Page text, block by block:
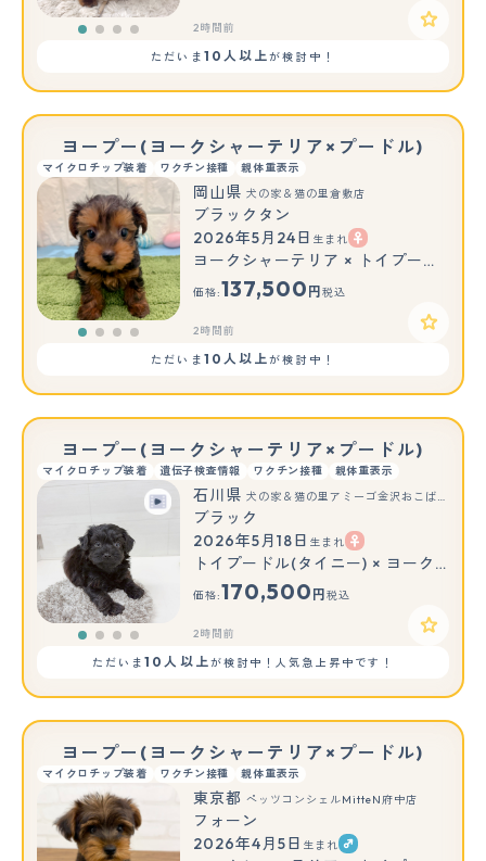
2時間前
ただいま 10人以上が検討中！
ヨープー(ヨークシャーテリア×プードル)
マイクロチップ装着 ワクチン接種 親体重表示
岡山県 犬の家＆猫の里倉敷店
ブラックタン
2026年5月24日 生まれ
ヨークシャーテリア × トイプードル(トイ)
価格:137,500 円 税込
2時間前
ただいま 10人以上が検討中！
ヨープー(ヨークシャーテリア×プードル)
マイクロチップ装着 遺伝子検査情報 ワクチン接種 親体重表示
石川県 犬の家＆猫の里アミーゴ金沢おこばた店
ブラック
2026年5月18日 生まれ
トイプードル(タイニー) × ヨークシャーテリア
価格:170,500 円 税込
2時間前
ただいま10人以上が検討中！人気急上昇中です！
ヨープー(ヨークシャーテリア×プードル)
マイクロチップ装着 ワクチン接種 親体重表示
東京都 ペッツコンシェルMitteN府中店
フォーン
2026年4月5日 生まれ